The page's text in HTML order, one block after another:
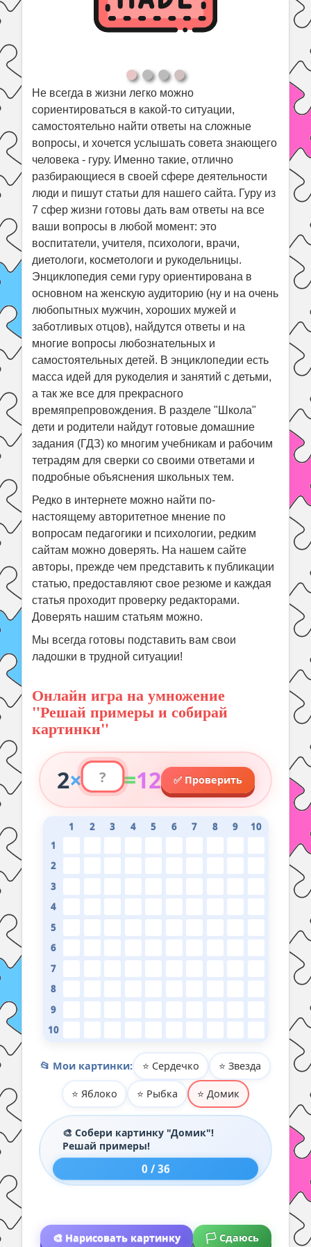
Психология
Не всегда в жизни легко можно
сориентироваться в какой-то ситуации,
самостоятельно найти ответы на сложные
вопросы, и хочется услышать совета знающего
человека - гуру. Именно такие, отлично
разбирающиеся в своей сфере деятельности
люди и пишут статьи для нашего сайта. Гуру из
7 сфер жизни готовы дать вам ответы на все
ваши вопросы в любой момент: это
воспитатели, учителя, психологи, врачи,
диетологи, косметологи и рукодельницы.
Энциклопедия семи гуру ориентирована в
основном на женскую аудиторию (ну и на очень
любопытных мужчин, хороших мужей и
заботливых отцов), найдутся ответы и на
многие вопросы любознательных и
самостоятельных детей. В энциклопедии есть
масса идей для рукоделия и занятий с детьми,
а так же все для прекрасного
времяпрепровождения. В разделе "Школа"
дети и родители найдут готовые домашние
задания (ГДЗ) ко многим учебникам и рабочим
тетрадям для сверки со своими ответами и
подробные объяснения школьных тем.
Редко в интернете можно найти по-
настоящему авторитетное мнение по
вопросам педагогики и психологии, редким
сайтам можно доверять. На нашем сайте
авторы, прежде чем представить к публикации
статью, предоставляют свое резюме и каждая
статья проходит проверку редакторами.
Доверять нашим статьям можно.
Мы всегда готовы подставить вам свои
ладошки в трудной ситуации!
Онлайн игра на умножение
"Решай примеры и собирай
картинки"
2× =12 ✅ Проверить
1 2 3 4 5 6 7 8 9
10
1
2
3
4
5
6
7
8
9
10
📂 Мои картинки: ⭐ Сердечко ⭐ Звезда
⭐ Яблоко ⭐ Рыбка ⭐ Домик
🎨 Собери картинку "Домик"!
Решай примеры!
0 / 36
🎨 Нарисовать картинку 🏳️ Сдаюсь